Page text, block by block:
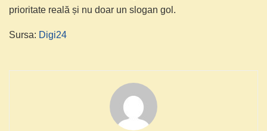
prioritate reală și nu doar un slogan gol.
Sursa: Digi24